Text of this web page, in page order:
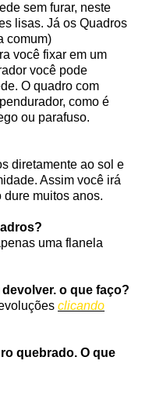
sem furar, neste
lisas. Já os Quadros
comum)
você fixar em um
você pode
O quadro com
como é
ou parafuso.
diretamente ao sol e
Assim você irá
muitos anos.
uma flanela
o que faço?
clicando
quebrado. O que